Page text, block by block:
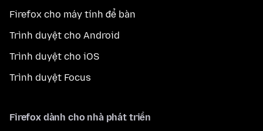
Firefox cho máy tính để bàn
Trình duyệt cho Android
Trình duyệt cho iOS
Trình duyệt Focus
Firefox dành cho nhà phát triển